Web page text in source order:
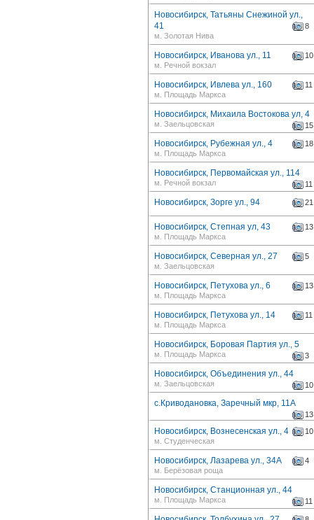
Новосибирск, Татьяны Снежиной ул.,
41
8
м. Золотая Нива
Новосибирск, Иванова ул., 11
10
м. Речной вокзал
Новосибирск, Ивлева ул., 160
11
м. Площадь Маркса
Новосибирск, Михаила Востокова ул, 4
15
м. Заельцовская
Новосибирск, Рубежная ул., 4
18
м. Площадь Маркса
Новосибирск, Первомайская ул., 114
11
м. Речной вокзал
Новосибирск, Зорге ул., 94 21
Новосибирск, Степная ул, 43
13
м. Площадь Маркса
Новосибирск, Северная ул., 27
5
м. Заельцовская
Новосибирск, Петухова ул., 6
13
м. Площадь Маркса
Новосибирск, Петухова ул., 14
11
м. Площадь Маркса
Новосибирск, Боровая Партия ул., 5
3
м. Площадь Маркса
Новосибирск, Объединения ул., 44
10
м. Заельцовская
с.Криводановка, Заречный мкр, 11А
13
Новосибирск, Вознесенская ул., 4
10
м. Студенческая
Новосибирск, Лазарева ул., 34А
4
м. Берёзовая роща
Новосибирск, Станционная ул., 44
11
м. Площадь Маркса